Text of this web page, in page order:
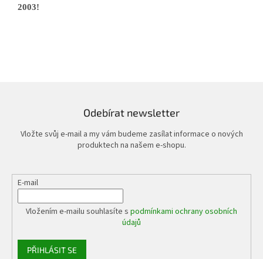
2003!
Odebírat newsletter
Vložte svůj e-mail a my vám budeme zasílat informace o nových
produktech na našem e-shopu.
E-mail
Vložením e-mailu souhlasíte s podmínkami ochrany osobních
údajů
PŘIHLÁSIT SE